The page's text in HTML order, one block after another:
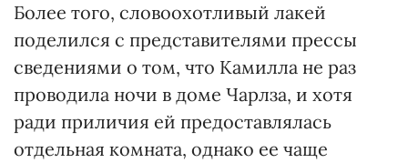
Более того, словоохотливый лакей
поделился с представителями прессы
сведениями о том, что Камилла не раз
проводила ночи в доме Чарлза, и хотя
ради приличия ей предоставлялась
отдельная комната, однако ее чаще